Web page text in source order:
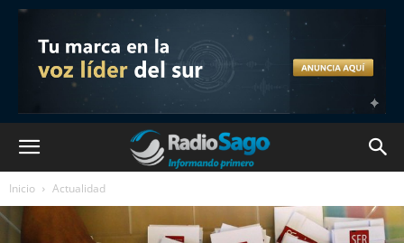
Inicio Actualidad